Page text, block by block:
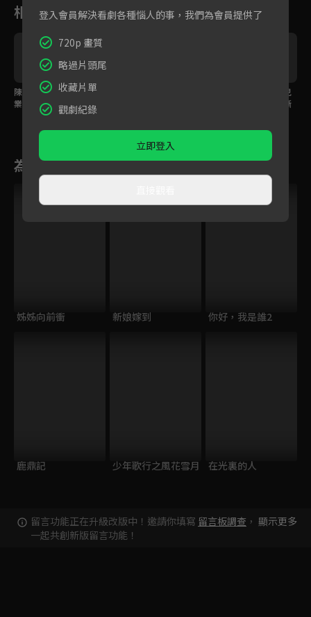
相關花絮
陳禹豪回美國完成學
業，温昇豪一封家書表
達關心與疼愛
温昇豪煮牛肉麵給小兒
子陳禹豪吃，兩人漸漸
為您推薦
姊姊向前衝 新娘嫁到 你好，我是誰2
鹿鼎記 少年歌行之風花雪月 在光裏的人
留言功能正在升級改版中！邀請你填寫 留言板調查 ，
一起共創新版留言功能！
顯示更多
登入會員解決看劇各種惱人的事，我們為會員提供了
720p 畫質
略過片頭尾
收藏片單
觀劇紀錄
立即登入